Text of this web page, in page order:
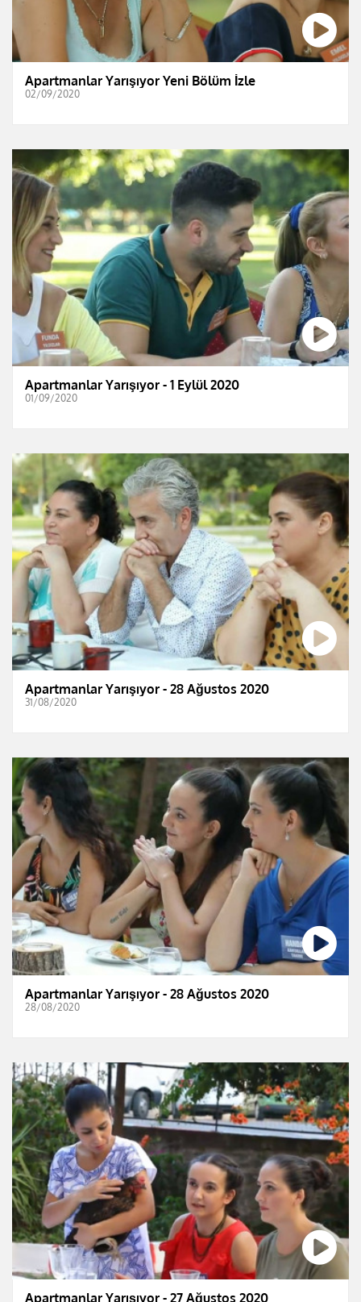
Apartmanlar Yarışıyor Yeni Bölüm İzle
02/09/2020
Apartmanlar Yarışıyor - 1 Eylül 2020
01/09/2020
Apartmanlar Yarışıyor - 28 Ağustos 2020
31/08/2020
Apartmanlar Yarışıyor - 28 Ağustos 2020
28/08/2020
Apartmanlar Yarışıyor - 27 Ağustos 2020